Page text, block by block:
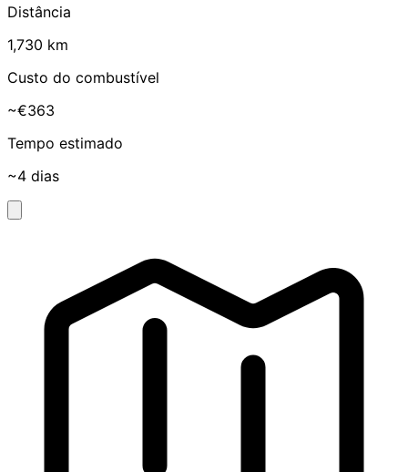
Distância
1,730 km
Custo do combustível
~€363
Tempo estimado
~4 dias